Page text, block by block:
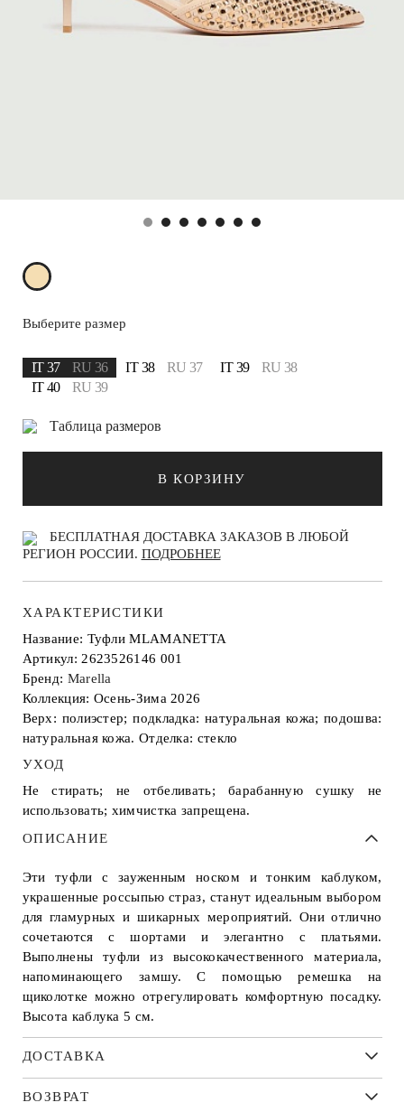
Выберите размер
IT 37 RU 36 IT 38 RU 37 IT 39
RU 38
IT 40
RU 39
Таблица размеров
В КОРЗИНУ
БЕСПЛАТНАЯ ДОСТАВКА ЗАКАЗОВ В ЛЮБОЙ
РЕГИОН РОССИИ. ПОДРОБНЕЕ
ХАРАКТЕРИСТИКИ
Название: Туфли MLAMANETTA
Артикул: 2623526146 001
Бренд: Marella
Коллекция: Осень-Зима 2026
Верх: полиэстер; подкладка: натуральная кожа; подошва:
натуральная кожа. Отделка: стекло
УХОД
Не стирать; не отбеливать; барабанную сушку не
использовать; химчистка запрещена.
ОПИСАНИЕ
Эти туфли с зауженным носком и тонким каблуком,
украшенные россыпью страз, станут идеальным выбором
для гламурных и шикарных мероприятий. Они отлично
сочетаются с шортами и элегантно с платьями.
Выполнены туфли из высококачественного материала,
напоминающего замшу. С помощью ремешка на
щиколотке можно отрегулировать комфортную посадку.
Высота каблука 5 см.
ДОСТАВКА
ВОЗВРАТ